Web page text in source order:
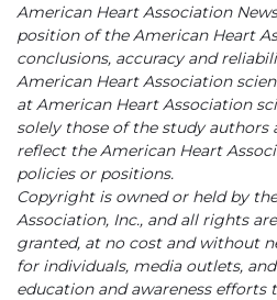
American Heart Association
position of the American Heart
conclusions, accuracy and
American Heart Association
at American Heart Association
solely those of the study authors
reflect the American Heart
policies or positions.
Copyright is owned or held by
Association, Inc., and all rights
granted, at no cost and without
for individuals, media outlets,
education and awareness efforts